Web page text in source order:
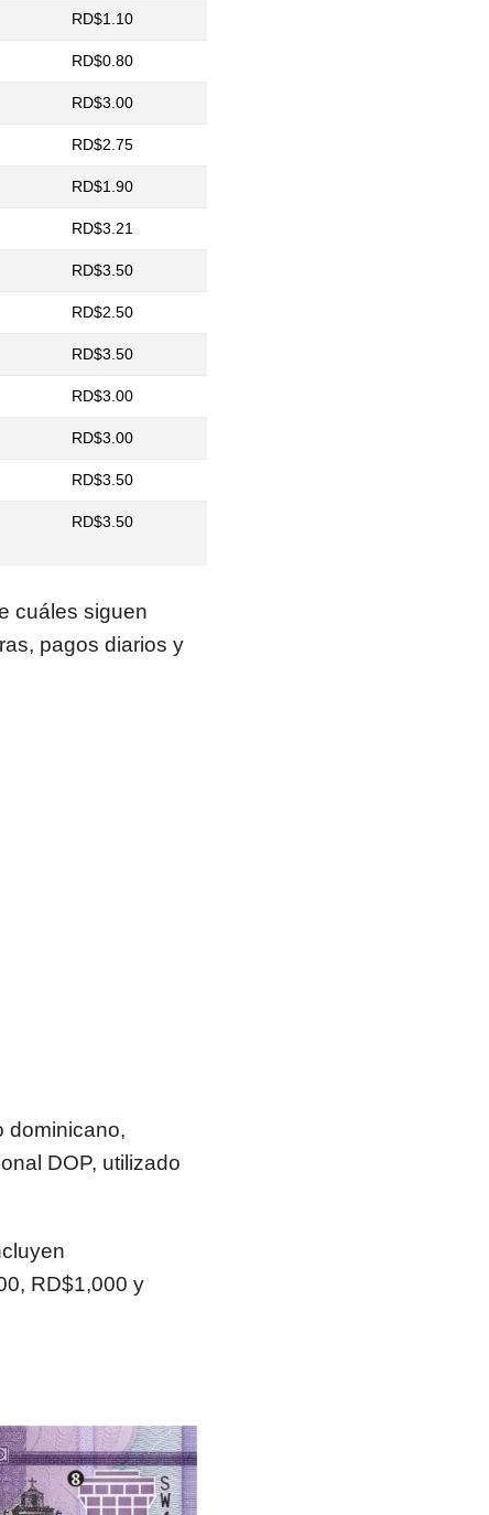
RD$1.10
RD$0.80
RD$3.00
RD$2.75
RD$1.90
RD$3.21
RD$3.50
RD$2.50
RD$3.50
RD$3.00
RD$3.00
RD$3.50
RD$3.50
cuáles siguen
pagos diarios y
dominicano,
DOP, utilizado
RD$1,000 y